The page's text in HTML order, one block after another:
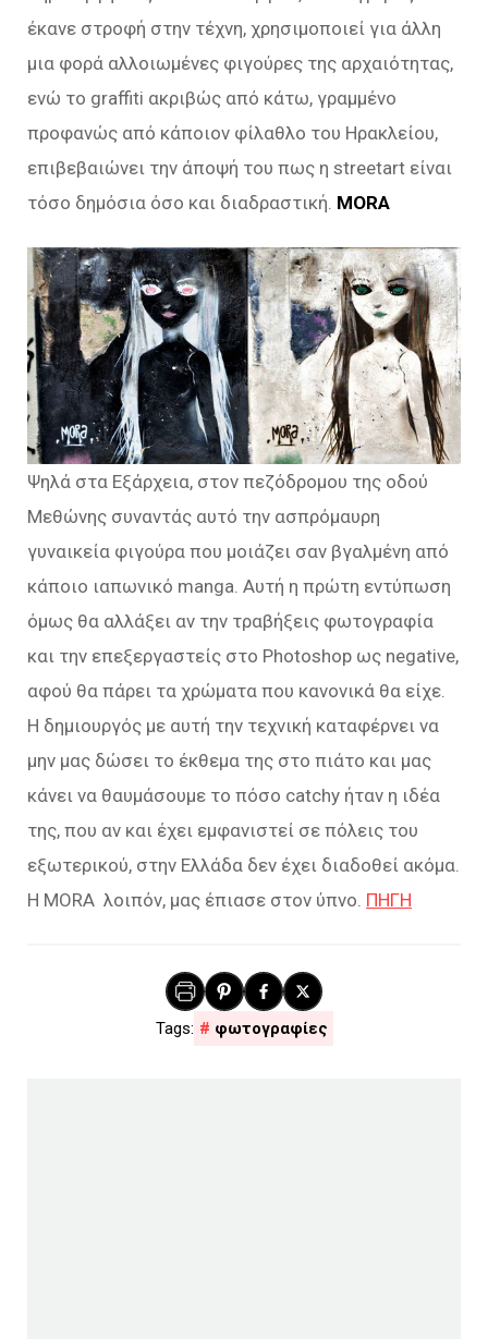
έκανε στροφή στην τέχνη, χρησιμοποιεί για άλλη
μια φορά αλλοιωμένες φιγούρες της αρχαιότητας,
ενώ το graffiti ακριβώς από κάτω, γραμμένο
προφανώς από κάποιον φίλαθλο του Ηρακλείου,
επιβεβαιώνει την άποψή του πως η streetart είναι
τόσο δημόσια όσο και διαδραστική. MORA
Ψηλά στα Εξάρχεια, στον πεζόδρομου της οδού
Μεθώνης συναντάς αυτό την ασπρόμαυρη
γυναικεία φιγούρα που μοιάζει σαν βγαλμένη από
κάποιο ιαπωνικό manga. Αυτή η πρώτη εντύπωση
όμως θα αλλάξει αν την τραβήξεις φωτογραφία
και την επεξεργαστείς στο Photoshop ως negative,
αφού θα πάρει τα χρώματα που κανονικά θα είχε.
Η δημιουργός με αυτή την τεχνική καταφέρνει να
μην μας δώσει το έκθεμα της στο πιάτο και μας
κάνει να θαυμάσουμε το πόσο catchy ήταν η ιδέα
της, που αν και έχει εμφανιστεί σε πόλεις του
εξωτερικού, στην Ελλάδα δεν έχει διαδοθεί ακόμα.
Η ΜORA λοιπόν, μας έπιασε στον ύπνο. ΠΗΓΗ
φωτογραφίες